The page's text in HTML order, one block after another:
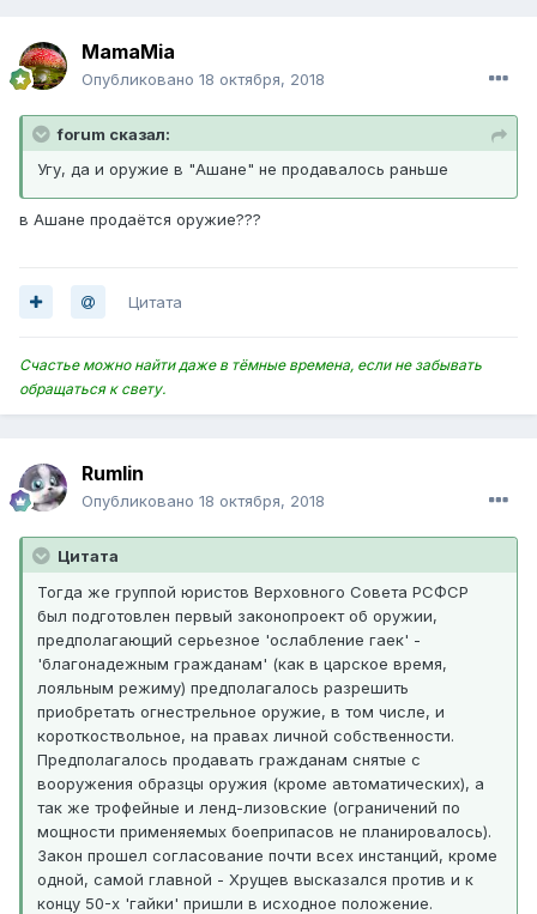
MamaMia
Опубликовано 18 октября, 2018
forum сказал:
Угу, да и оружие в "Ашане" не продавалось раньше
в Ашане продаётся оружие???
Цитата
Счастье можно найти даже в тёмные времена, если не забывать
обращаться к свету.
Rumlin
Опубликовано 18 октября, 2018
Цитата
Тогда же группой юристов Верховного Совета РСФСР
был подготовлен первый законопроект об оружии,
предполагающий серьезное 'ослабление гаек' -
'благонадежным гражданам' (как в царское время,
лояльным режиму) предполагалось разрешить
приобретать огнестрельное оружие, в том числе, и
короткоствольное, на правах личной собственности.
Предполагалось продавать гражданам снятые с
вооружения образцы оружия (кроме автоматических), а
так же трофейные и ленд-лизовские (ограничений по
мощности применяемых боеприпасов не планировалось).
Закон прошел согласование почти всех инстанций, кроме
одной, самой главной - Хрущев высказался против и к
концу 50-х 'гайки' пришли в исходное положение.